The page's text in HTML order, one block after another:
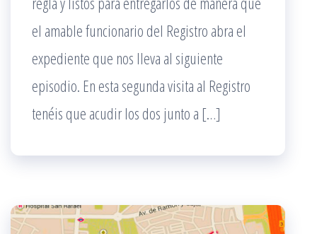
el amable funcionario del Registro abra el
expediente que nos lleva al siguiente
episodio. En esta segunda visita al Registro
tenéis que acudir los dos junto a […]